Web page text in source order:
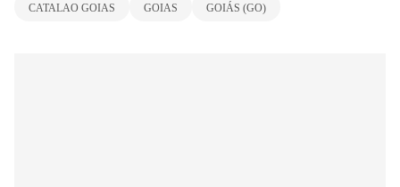
CATALAO GOIAS GOIAS GOIÁS (GO)